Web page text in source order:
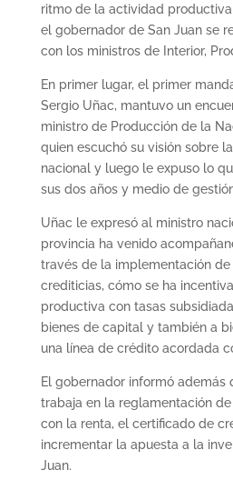
ritmo de la actividad
el gobernador de San Juan se
con los ministros de Interior,
En primer lugar, el primer
Sergio Uñac, mantuvo un
ministro de Producción de la
quien escuchó su visión sobre
nacional y luego le expuso lo
sus dos años y medio de
Uñac le expresó al ministro
provincia ha venido
través de la implementación de
crediticias, cómo se ha
productiva con tasas
bienes de capital y también a
una línea de crédito acordada
El gobernador informó además
trabaja en la reglamentación
con la renta, el certificado de
incrementar la apuesta a la
Juan.